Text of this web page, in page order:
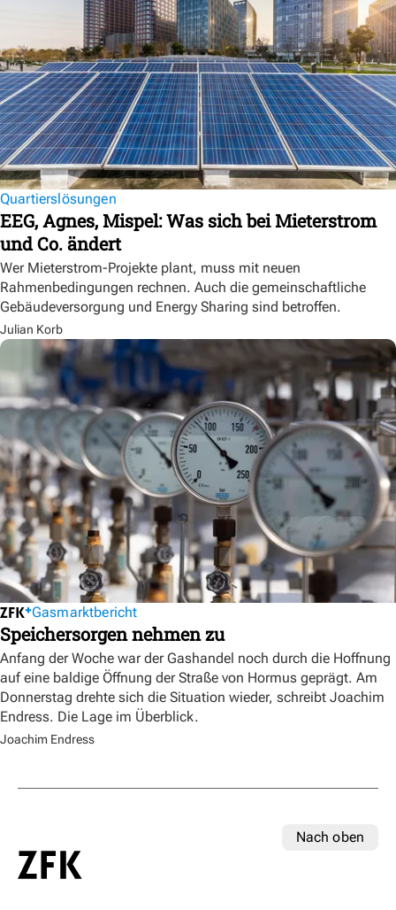
Quartierslösungen
EEG, Agnes, Mispel: Was sich bei Mieterstrom
und Co. ändert
Wer Mieterstrom-Projekte plant, muss mit neuen
Rahmenbedingungen rechnen. Auch die gemeinschaftliche
Gebäudeversorgung und Energy Sharing sind betroffen.
Julian Korb
Gasmarktbericht
Speichersorgen nehmen zu
Anfang der Woche war der Gashandel noch durch die Hoffnung
auf eine baldige Öffnung der Straße von Hormus geprägt. Am
Donnerstag drehte sich die Situation wieder, schreibt Joachim
Endress. Die Lage im Überblick.
Joachim Endress
Nach oben